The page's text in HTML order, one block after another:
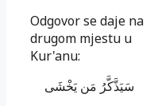
Odgovor se daje na
drugom mjestu u
Kur'anu:
سَيَذَّكَّرُ مَن يَخْشَى